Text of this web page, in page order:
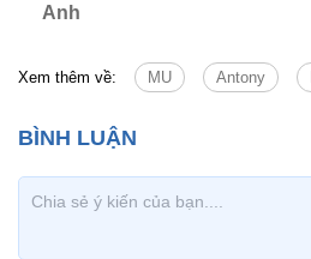
Anh
Xem thêm về: MU Antony